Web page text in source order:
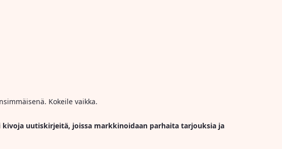
Kokeile vaikka.
uutiskirjeitä, joissa markkinoidaan parhaita tarjouksia ja